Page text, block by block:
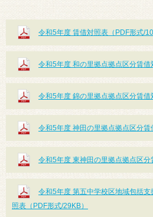
令和5年度 賃借対照表（PDF形式/
令和5年度 和の里拠点拠点区分賃借
令和5年度 錦の里拠点拠点区分賃借
令和5年度 神田の里拠点拠点区分賃
令和5年度 東神田の里拠点拠点区分
令和5年度 第五中学校区地域包括
照表（PDF形式/29KB）